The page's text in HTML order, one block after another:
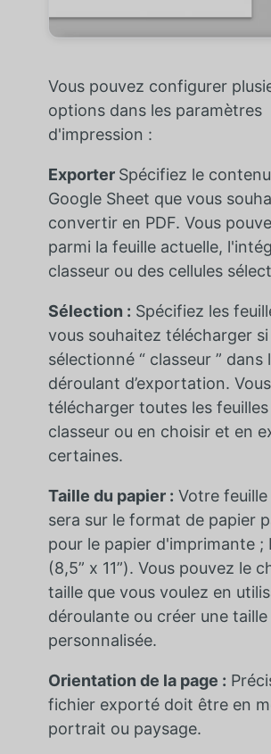
Vous pouvez configurer
options dans les paramètres
d'impression :
Exporter Spécifiez le
Google Sheet que vous
convertir en PDF. Vous
parmi la feuille actuelle,
classeur ou des cellules
Sélection : Spécifiez les
vous souhaitez télécharger
sélectionné “ classeur ” dans
déroulant d’exportation.
télécharger toutes les feuilles
classeur ou en choisir et en
certaines.
Taille du papier : Votre feuille
sera sur le format de papier
pour le papier d'imprimante ;
(8,5” x 11”). Vous pouvez le
taille que vous voulez en
déroulante ou créer une taille
personnalisée.
Orientation de la page :
fichier exporté doit être en
portrait ou paysage.